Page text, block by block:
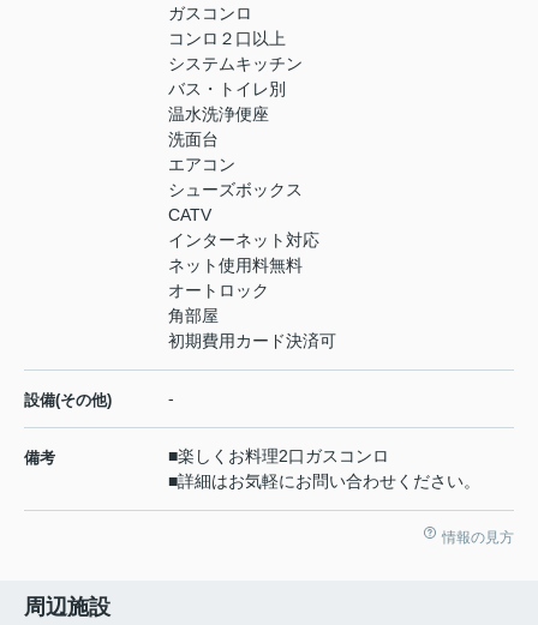
ガスコンロ
コンロ２口以上
システムキッチン
バス・トイレ別
温水洗浄便座
洗面台
エアコン
シューズボックス
CATV
インターネット対応
ネット使用料無料
オートロック
角部屋
初期費用カード決済可
設備(その他) -
備考
■楽しくお料理2口ガスコンロ
■詳細はお気軽にお問い合わせください。
情報の見方
周辺施設